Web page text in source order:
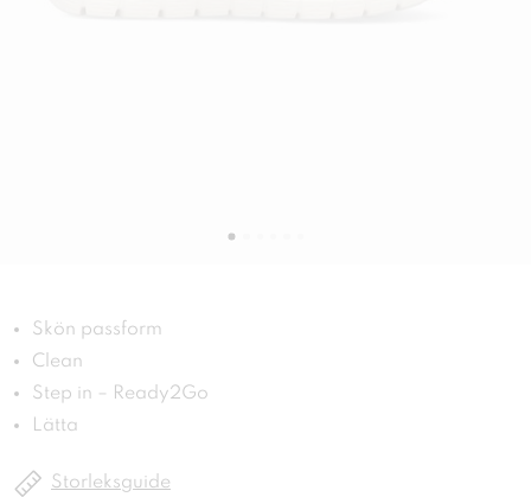
Skön passform
Clean
Step in – Ready2Go
Lätta
Storleksguide